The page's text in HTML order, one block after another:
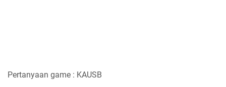
Pertanyaan game : KAUSB